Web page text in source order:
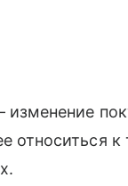
относиться